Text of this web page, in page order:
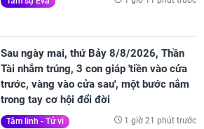
Sau ngày mai, thứ Bảy 8/8/2026, Thần
Tài nhắm trúng, 3 con giáp 'tiền vào cửa
trước, vàng vào cửa sau', một bước nắm
trong tay cơ hội đổi đời
Tâm linh - Tử vi 1 giờ 21 phút trước